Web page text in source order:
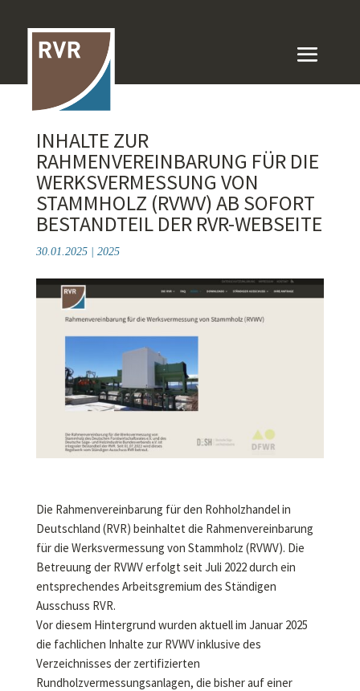
INHALTE ZUR
RAHMENVEREINBARUNG FÜR DIE
WERKSVERMESSUNG VON
STAMMHOLZ (RVWV) AB SOFORT
BESTANDTEIL DER RVR-WEBSEITE
30.01.2025| 2025
Die Rahmenvereinbarung für den Rohholzhandel in
Deutschland (RVR) beinhaltet die Rahmenvereinbarung
für die Werksvermessung von Stammholz (RVWV). Die
Betreuung der RVWV erfolgt seit Juli 2022 durch ein
entsprechendes Arbeitsgremium des Ständigen
Ausschuss RVR.
Vor diesem Hintergrund wurden aktuell im Januar 2025
die fachlichen Inhalte zur RVWV inklusive des
Verzeichnisses der zertifizierten
Rundholzvermessungsanlagen, die bisher auf einer